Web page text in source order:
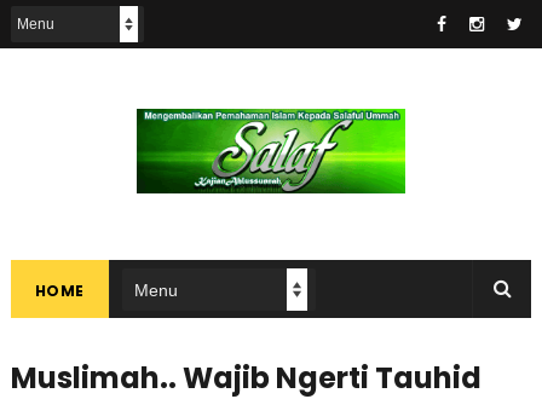
HOME
Muslimah.. Wajib Ngerti Tauhid